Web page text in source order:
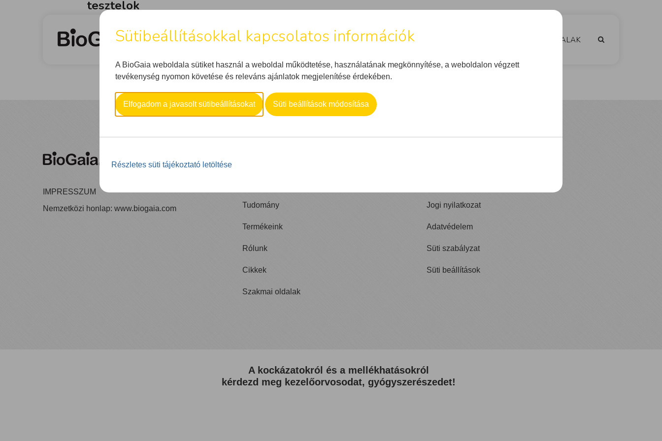
WEBSHOP MIKROBIOM TERMÉKEINK RÓLUNK SZAKMAI OLDALAK
tesztelok
IMPRESSZUM
Nemzetközi honlap: www.biogaia.com Tudomány
Termékeink
Rólunk
Cikkek
Szakmai oldalak
Jogi nyilatkozat
Adatvédelem
Süti szabályzat
Süti beállítások
A kockázatokról és a mellékhatásokról
kérdezd meg kezelőorvosodat, gyógyszerészedet!
Sütibeállításokkal kapcsolatos információk
A BioGaia weboldala sütiket használ a weboldal működtetése, használatának megkönnyítése, a weboldalon végzett
tevékenység nyomon követése és releváns ajánlatok megjelenítése érdekében.
Elfogadom a javasolt sütibeállításokat Süti beállítások módosítása
Részletes süti tájékoztató letöltése